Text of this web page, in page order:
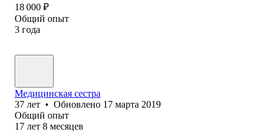
18 000 ₽
Общий опыт
3 года
Медицинская сестра
37 лет • Обновлено 17 марта 2019
Общий опыт
17 лет 8 месяцев